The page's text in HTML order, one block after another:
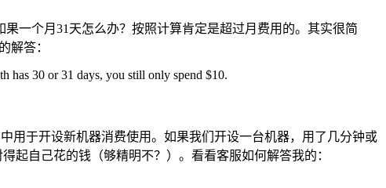
一个月31天怎么办？按照计算肯定是超过月费用的。其实很简
解答：
has 30 or 31 days, you still only spend $10.
用于开设新机器消费使用。如果我们开设一台机器，用了几分钟或
起自己花的钱（够精明不？）。看看客服如何解答我的：